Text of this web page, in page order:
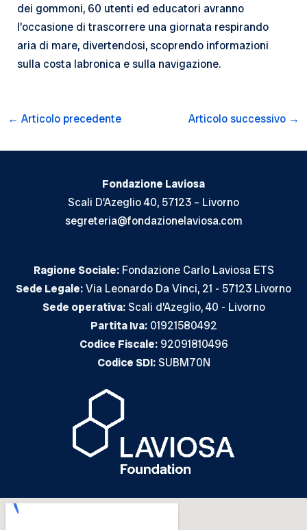
dei gommoni, 60 utenti ed educatori avranno
l’occasione di trascorrere una giornata respirando
aria di mare, divertendosi, scoprendo informazioni
sulla costa labronica e sulla navigazione.
Navigazione
← Articolo precedente Articolo successivo →
Fondazione Laviosa
Scali D'Azeglio 40, 57123 – Livorno
segreteria@fondazionelaviosa.com
Ragione Sociale:Fondazione Carlo Laviosa ETS
Sede Legale:Via Leonardo Da Vinci, 21 - 57123 Livorno
Sede operativa:Scali d’Azeglio, 40 - Livorno
Partita Iva:01921580492
Codice Fiscale:92091810496
Codice SDI:SUBM70N